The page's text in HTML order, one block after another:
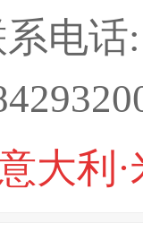
Rho
限公
电话
大利·